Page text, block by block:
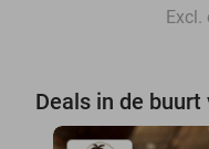
Excl.
Deals in de